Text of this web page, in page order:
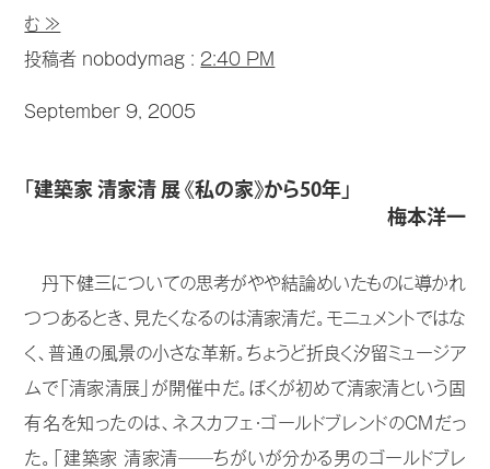
む ≫
投稿者 nobodymag : 2:40 PM
September 9, 2005
「建築家 清家清 展 《私の家》から50年」
梅本洋一
丹下健三についての思考がやや結論めいたものに導かれ
つつあるとき、見たくなるのは清家清だ。モニュメントではな
く、普通の風景の小さな革新。ちょうど折良く汐留ミュージア
ムで「清家清展」が開催中だ。ぼくが初めて清家清という固
有名を知ったのは、ネスカフェ・ゴールドブレンドのCMだっ
た。「建築家 清家清──ちがいが分かる男のゴールドブレ